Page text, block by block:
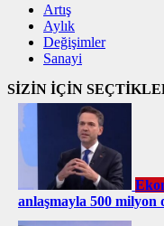
Artış
Aylık
Değişimler
Sanayi
SİZİN İÇİN
anlaşmayla 500 milyon